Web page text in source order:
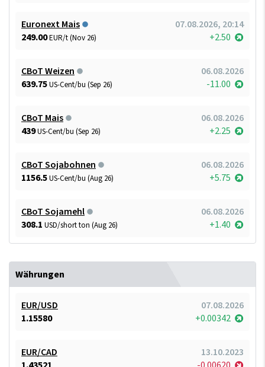
Euronext Mais
07.08.2026, 20:14
249.00EUR/t (Nov 26) +2.50
CBoT Weizen
06.08.2026
639.75US-Cent/bu (Sep 26) -11.00
CBoT Mais
06.08.2026
439US-Cent/bu (Sep 26) +2.25
CBoT Sojabohnen
06.08.2026
1156.5US-Cent/bu (Aug 26) +5.75
CBoT Sojamehl
06.08.2026
308.1 USD/short ton (Aug 26) +1.40
Währungen
EUR/USD
07.08.2026
1.15580
+0.00342
EUR/CAD
13.10.2023